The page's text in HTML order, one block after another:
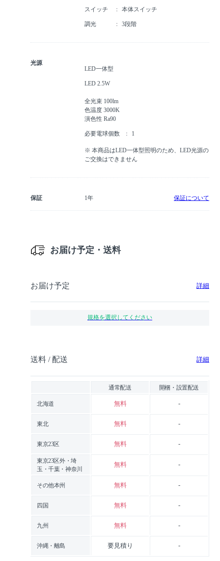
スイッチ 本体スイッチ
調光 3段階
光源
LED一体型
LED 2.5W
全光束 100lm
色温度 3000K
演色性 Ra90
必要電球個数 1
※ 本商品はLED一体型照明のため、LED光源の
ご交換はできません
保証 1年 保証について
お届け予定・送料
お届け予定 詳細
規格を選択してください
送料 / 配送 詳細
通常配送 開梱・設置配送
北海道 無料 -
東北 無料 -
東京23区 無料 -
東京23区外・埼
玉・千葉・神奈川
無料 -
その他本州 無料 -
四国 無料 -
九州 無料 -
沖縄・離島 要見積り -